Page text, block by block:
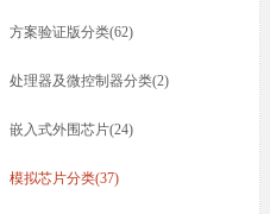
方案验证版分类(62)
处理器及微控制器分类(2)
嵌入式外围芯片(24)
模拟芯片分类(37)